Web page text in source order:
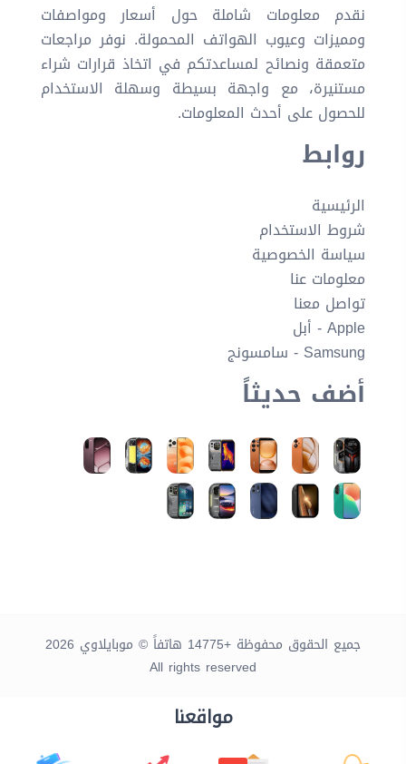
نقدم معلومات شاملة حول أسعار ومواصفات
ومميزات وعيوب الهواتف المحمولة. نوفر مراجعات
متعمقة ونصائح لمساعدتكم في اتخاذ قرارات شراء
مستنيرة، مع واجهة بسيطة وسهلة الاستخدام
للحصول على أحدث المعلومات.
روابط
الرئيسية
شروط الاستخدام
سياسة الخصوصية
معلومات عنا
تواصل معنا
Apple - أبل
Samsung - سامسونج
أضف حديثاً
جميع الحقوق محفوظة +14775 هاتفاً © موبايلاوي 2026
All rights reserved